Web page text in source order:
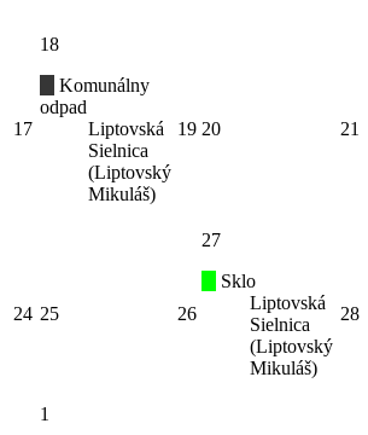
17
18
Komunálny
odpad
Liptovská
Sielnica
(Liptovský
Mikuláš)
19 20 21
24 25 26
27
Sklo
Liptovská
Sielnica
(Liptovský
Mikuláš)
28
1